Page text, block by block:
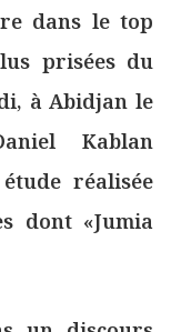
dans le top
prisées du
à Abidjan le
Kablan
réalisée
dont «Jumia